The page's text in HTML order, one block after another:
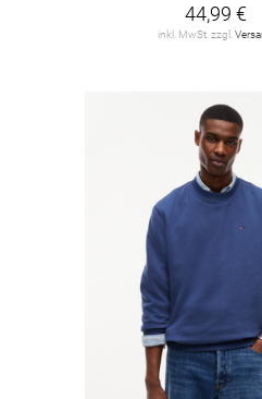
44,99 €
inkl. MwSt. zzgl.